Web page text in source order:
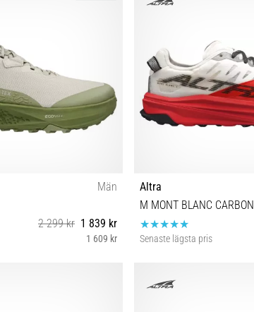
Män
2 299 kr 1 839 kr
1 609 kr
Altra
M MONT BLANC CARBON
Senaste lägsta pris